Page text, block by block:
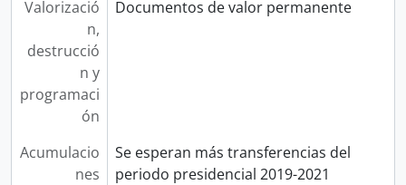
Valorizació
n,
destrucció
n y
programaci
ón
Documentos de valor permanente
Acumulacio
nes
Se esperan más transferencias del
periodo presidencial 2019-2021